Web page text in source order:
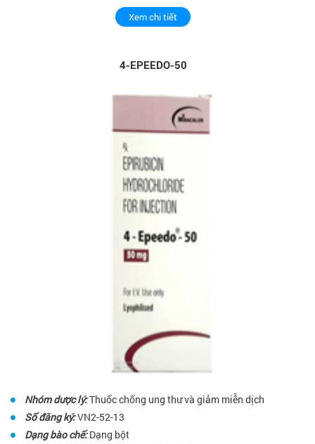
Xem chi tiết
4-EPEEDO-50
Nhóm dược lý:Thuốc chống ung thư và giảm miễn dịch
Số đăng ký:VN2-52-13
Dạng bào chế:Dạng bột